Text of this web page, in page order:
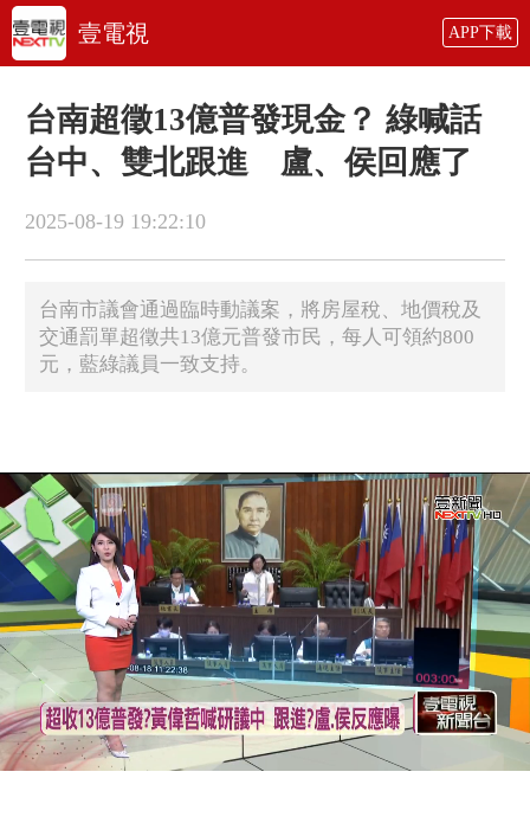
壹電視 APP下載
台南超徵13億普發現金？ 綠喊話
台中、雙北跟進 盧、侯回應了
2025-08-19 19:22:10
台南市議會通過臨時動議案，將房屋稅、地價稅及
交通罰單超徵共13億元普發市民，每人可領約800
元，藍綠議員一致支持。